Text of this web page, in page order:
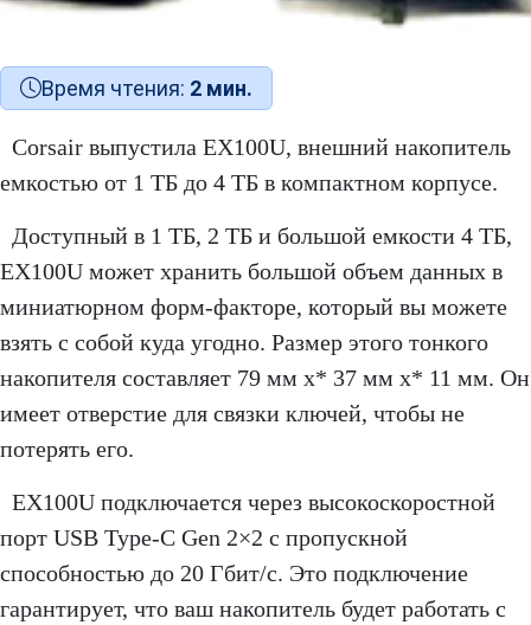
Время чтения: 2 мин.
Corsair выпустила EX100U, внешний накопитель
емкостью от 1 ТБ до 4 ТБ в компактном корпусе.
Доступный в 1 ТБ, 2 ТБ и большой емкости 4 ТБ,
EX100U может хранить большой объем данных в
миниатюрном форм-факторе, который вы можете
взять с собой куда угодно. Размер этого тонкого
накопителя составляет 79 мм x* 37 мм x* 11 мм. Он
имеет отверстие для связки ключей, чтобы не
потерять его.
EX100U подключается через высокоскоростной
порт USB Type-C Gen 2×2 с пропускной
способностью до 20 Гбит/с. Это подключение
гарантирует, что ваш накопитель будет работать с